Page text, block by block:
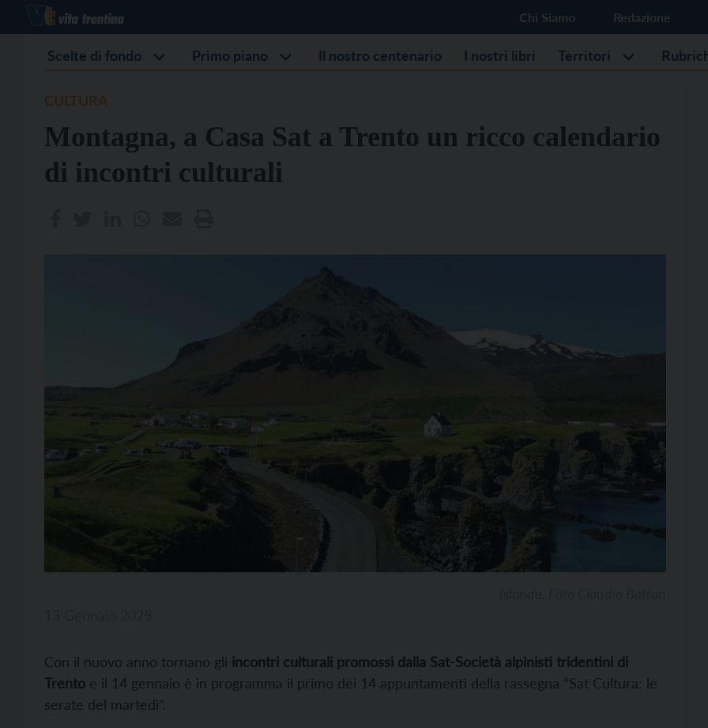
Chi Siamo Redazione
Scelte di fondo Primo piano Il nostro centenario I nostri libri Territori
Montagna, a Casa Sat a Trento un ricco calendario
di incontri culturali
Con il nuovo anno tornano gli incontri culturali promossi dalla Sat-Società alpinisti tridentini di
Trento e il 14 gennaio è in programma il primo dei 14 appuntamenti della rassegna “Sat Cultura: le
serate del martedì”.